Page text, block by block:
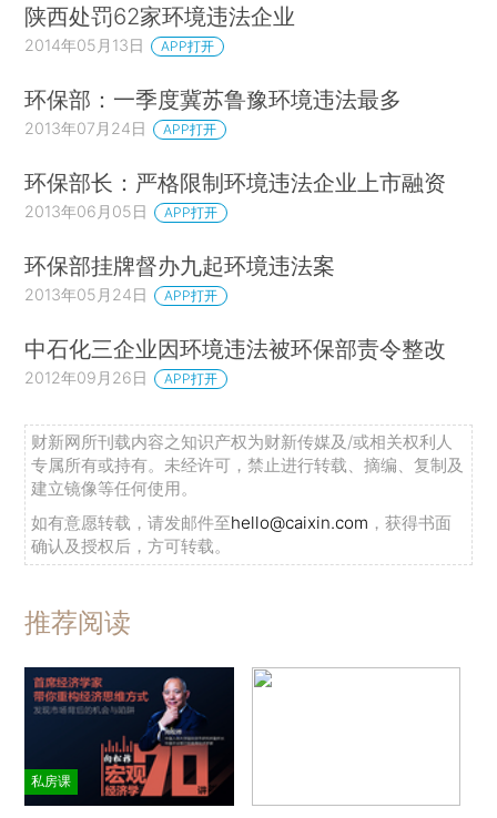
陕西处罚62家环境违法企业
2014年05月13日 APP打开
环保部：一季度冀苏鲁豫环境违法最多
2013年07月24日 APP打开
环保部长：严格限制环境违法企业上市融资
2013年06月05日 APP打开
环保部挂牌督办九起环境违法案
2013年05月24日 APP打开
中石化三企业因环境违法被环保部责令整改
2012年09月26日 APP打开
财新网所刊载内容之知识产权为财新传媒及/或相关权利人
专属所有或持有。未经许可，禁止进行转载、摘编、复制及
建立镜像等任何使用。
如有意愿转载，请发邮件至hello@caixin.com ，获得书面
确认及授权后，方可转载。
推荐阅读
私房课